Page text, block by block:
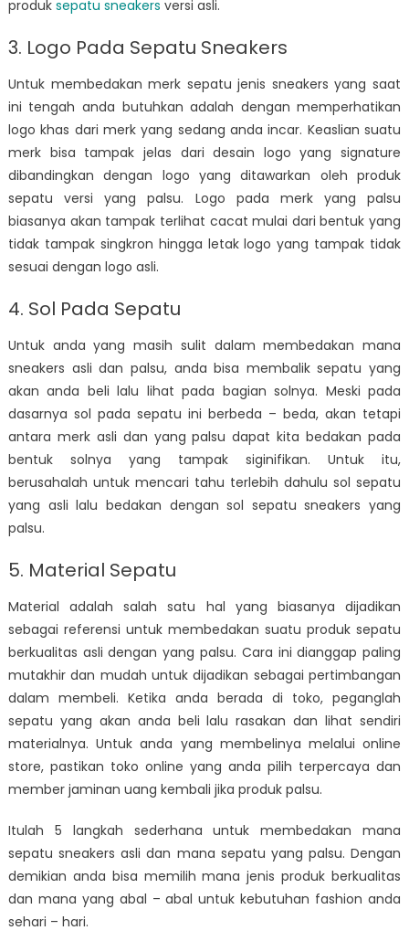
produk sepatu sneakers versi asli.
3. Logo Pada Sepatu Sneakers
Untuk membedakan merk sepatu jenis sneakers yang saat
ini tengah anda butuhkan adalah dengan memperhatikan
logo khas dari merk yang sedang anda incar. Keaslian suatu
merk bisa tampak jelas dari desain logo yang signature
dibandingkan dengan logo yang ditawarkan oleh produk
sepatu versi yang palsu. Logo pada merk yang palsu
biasanya akan tampak terlihat cacat mulai dari bentuk yang
tidak tampak singkron hingga letak logo yang tampak tidak
sesuai dengan logo asli.
4. Sol Pada Sepatu
Untuk anda yang masih sulit dalam membedakan mana
sneakers asli dan palsu, anda bisa membalik sepatu yang
akan anda beli lalu lihat pada bagian solnya. Meski pada
dasarnya sol pada sepatu ini berbeda – beda, akan tetapi
antara merk asli dan yang palsu dapat kita bedakan pada
bentuk solnya yang tampak siginifikan. Untuk itu,
berusahalah untuk mencari tahu terlebih dahulu sol sepatu
yang asli lalu bedakan dengan sol sepatu sneakers yang
palsu.
5. Material Sepatu
Material adalah salah satu hal yang biasanya dijadikan
sebagai referensi untuk membedakan suatu produk sepatu
berkualitas asli dengan yang palsu. Cara ini dianggap paling
mutakhir dan mudah untuk dijadikan sebagai pertimbangan
dalam membeli. Ketika anda berada di toko, peganglah
sepatu yang akan anda beli lalu rasakan dan lihat sendiri
materialnya. Untuk anda yang membelinya melalui online
store, pastikan toko online yang anda pilih terpercaya dan
member jaminan uang kembali jika produk palsu.
Itulah 5 langkah sederhana untuk membedakan mana
sepatu sneakers asli dan mana sepatu yang palsu. Dengan
demikian anda bisa memilih mana jenis produk berkualitas
dan mana yang abal – abal untuk kebutuhan fashion anda
sehari – hari.